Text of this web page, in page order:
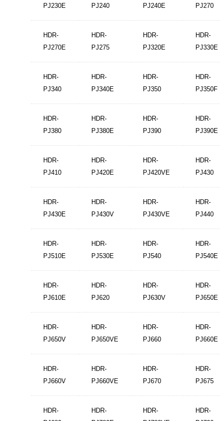
PJ230E
PJ240
PJ240E
PJ270
HDR-
PJ270E
HDR-
PJ275
HDR-
PJ320E
HDR-
PJ330E
HDR-
PJ340
HDR-
PJ340E
HDR-
PJ350
HDR-
PJ350F
HDR-
PJ380
HDR-
PJ380E
HDR-
PJ390
HDR-
PJ390E
HDR-
PJ410
HDR-
PJ420E
HDR-
PJ420VE
HDR-
PJ430
HDR-
PJ430E
HDR-
PJ430V
HDR-
PJ430VE
HDR-
PJ440
HDR-
PJ510E
HDR-
PJ530E
HDR-
PJ540
HDR-
PJ540E
HDR-
PJ610E
HDR-
PJ620
HDR-
PJ630V
HDR-
PJ650E
HDR-
PJ650V
HDR-
PJ650VE
HDR-
PJ660
HDR-
PJ660E
HDR-
PJ660V
HDR-
PJ660VE
HDR-
PJ670
HDR-
PJ675
HDR-
HDR-
HDR-
HDR-